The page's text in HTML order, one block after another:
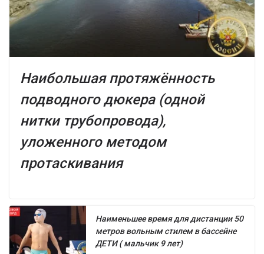
Наибольшая протяжённость
подводного дюкера (одной
нитки трубопровода),
уложенного методом
протаскивания
Наименьшее время для дистанции 50
метров вольным стилем в бассейне
ДЕТИ ( мальчик 9 лет)